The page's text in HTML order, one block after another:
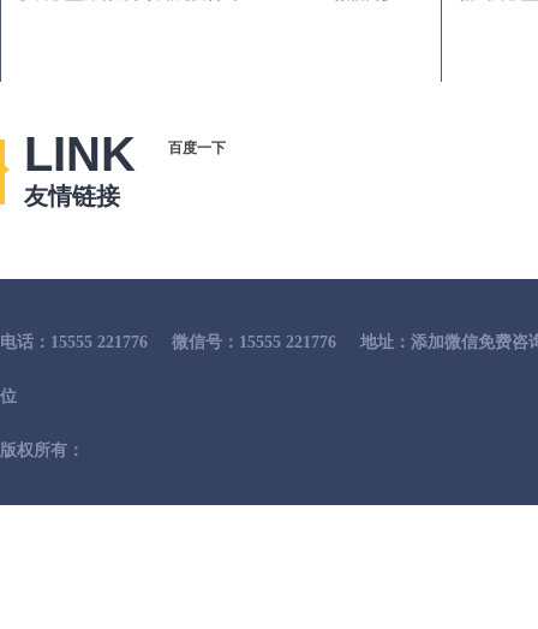
LINK
友情链接
百度一下
电话：15555 221776 微信号：15555 221776 地址：添加微信免费咨
位
版权所有：